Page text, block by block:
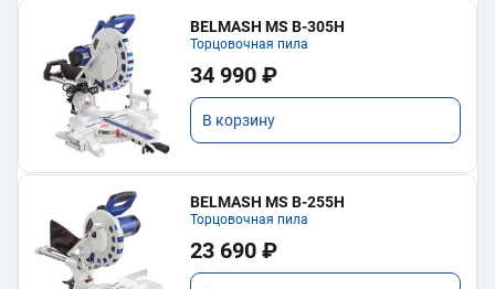
BELMASH MS B-305H
Торцовочная пила
34 990 ₽
В корзину
BELMASH MS B-255H
Торцовочная пила
23 690 ₽